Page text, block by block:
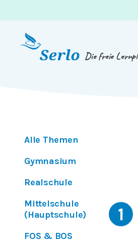
Die freie
Alle Themen
Gymnasium
Realschule
Mittelschule
(Hauptschule)
FOS & BOS
1